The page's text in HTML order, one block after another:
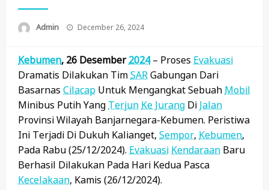
Admin
Posted
December 26, 2024
Kebumen, 26 Desember2024– Proses Evakuasi
Dramatis Dilakukan TimSARGabungan Dari
Basarnas Cilacap Untuk Mengangkat Sebuah Mobil
Minibus Putih Yang Terjun Ke Jurang Di Jalan
Provinsi Wilayah Banjarnegara-Kebumen. Peristiwa
Ini Terjadi Di Dukuh Kalianget, Sempor, Kebumen,
Pada Rabu (25/12/2024). Evakuasi Kendaraan Baru
Berhasil Dilakukan Pada Hari Kedua Pasca
Kecelakaan, Kamis (26/12/2024).